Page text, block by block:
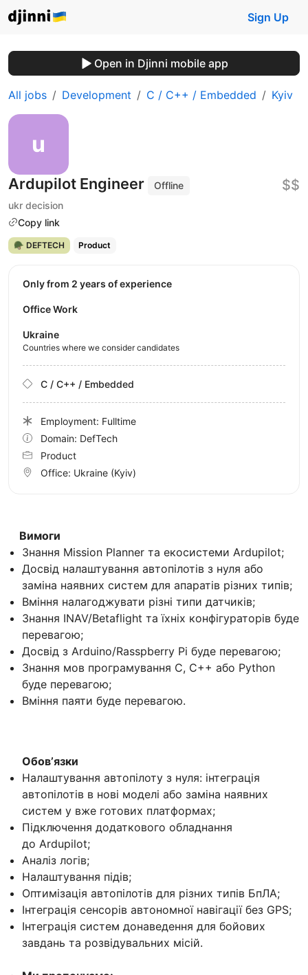
Sign Up
Open in Djinni mobile app
All jobs Development C / C++ / Embedded Kyiv
Ardupilot Engineer
Offline
ukr decision
Copy link
$$
🪖 DEFTECH Product
Вимоги
Знання Mission Planner та екосистеми Ardupilot;
Досвід налаштування автопілотів з нуля або
заміна наявних систем для апаратів різних типів;
Вміння налагоджувати різні типи датчиків;
Знання INAV/Betaflight та їхніх конфігураторів буде
перевагою;
Досвід з Arduino/Rasspberry Pi буде перевагою;
Знання мов програмування С, C++ або Python
буде перевагою;
Вміння паяти буде перевагою.
Обовʼязки
Налаштування автопілоту з нуля: інтеграція
автопілотів в нові моделі або заміна наявних
систем у вже готових платформах;
Підключення додаткового обладнання
до Ardupilot;
Аналіз логів;
Налаштування підів;
Оптимізація автопілотів для різних типів БпЛА;
Інтеграція сенсорів автономної навігації без GPS;
Інтеграція систем донаведення для бойових
завдань та розвідувальних місій.
Only from 2 years of experience
Office Work
Ukraine
Countries where we consider candidates
C / C++ / Embedded
Employment: Fulltime
Domain: DefTech
Product
Office: Ukraine (Kyiv)